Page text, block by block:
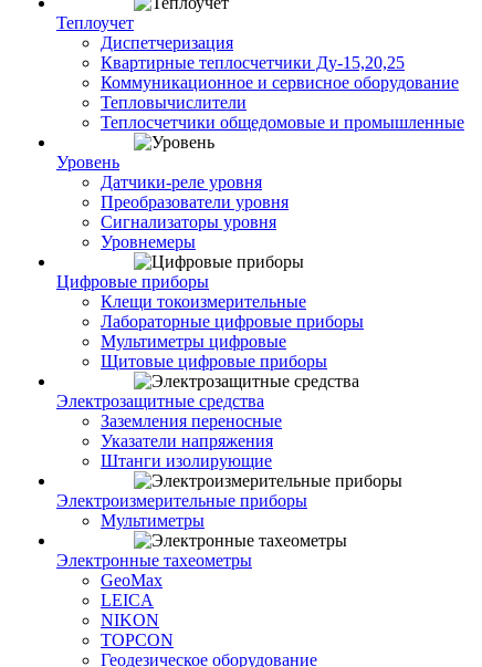
Теплоучет
Диспетчеризация
Квартирные теплосчетчики Ду-15,20,25
Коммуникационное и сервисное оборудование
Тепловычислители
Теплосчетчики общедомовые и промышленные
Уровень
Датчики-реле уровня
Преобразователи уровня
Сигнализаторы уровня
Уровнемеры
Цифровые приборы
Клещи токоизмерительные
Лабораторные цифровые приборы
Мультиметры цифровые
Щитовые цифровые приборы
Электрозащитные средства
Заземления переносные
Указатели напряжения
Штанги изолирующие
Электроизмерительные приборы
Мультиметры
Электронные тахеометры
GeoMax
LEICA
NIKON
TOPCON
Геодезическое оборудование